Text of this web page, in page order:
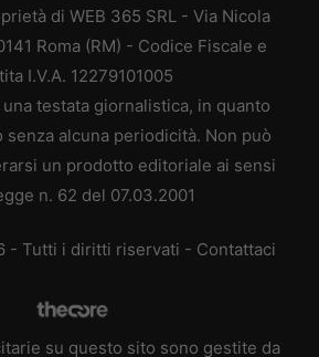
di WEB 365 SRL - Via Nicola
Roma (RM) - Codice Fiscale e
I.V.A. 12279101005
testata giornalistica, in quanto
senza alcuna periodicità. Non può
un prodotto editoriale ai sensi
n. 62 del 07.03.2001
- Tutti i diritti riservati - Contattaci
su questo sito sono gestite da